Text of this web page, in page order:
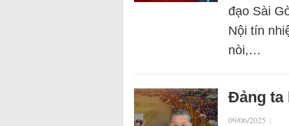
đạo Sài
Nội tín
nòi,…
Đảng ta
09/06/2025 |